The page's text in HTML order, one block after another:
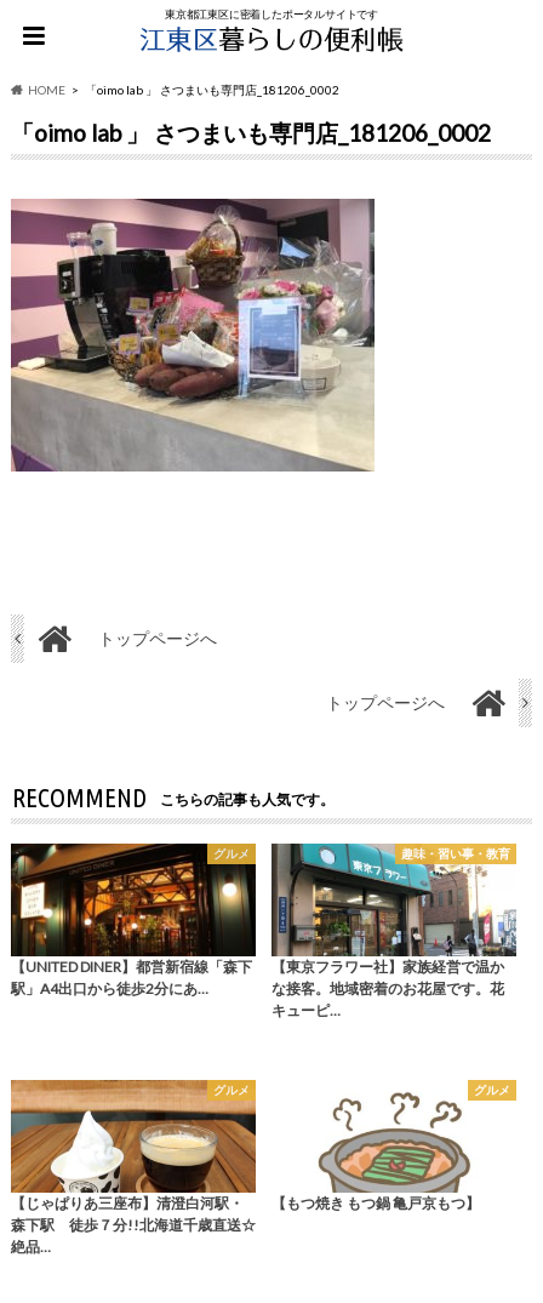
東京都江東区に密着したポータルサイトです
HOME 「oimo lab 」 さつまいも専門店_181206_0002
「oimo lab 」 さつまいも専門店_181206_0002
トップページへ
トップページへ
RECOMMEND こちらの記事も人気です。
グルメ
【UNITED DINER】都営新宿線「森下
駅」A4出口から徒歩2分にあ…
趣味・習い事・教育
【東京フラワー社】家族経営で温か
な接客。地域密着のお花屋です。花
キューピ…
グルメ
【じゃぱりあ三座布】清澄白河駅・
森下駅 徒歩７分!!北海道千歳直送☆
絶品…
グルメ
【もつ焼き もつ鍋 亀戸京もつ】